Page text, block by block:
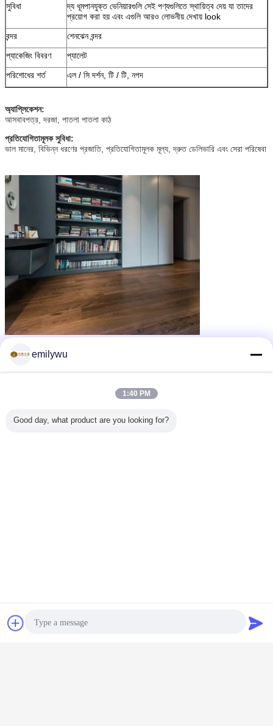
সুবিধা দ্য ধূমপানযুক্ত ভেনিয়ারগুলি সেই পণ্যগুলিতে স্থায়িত্ব দেয় যা তাদের
প্রয়োগ করা হয় এবং এগুলি আরও লোভনীয় দেখায় look
বন্দর
শেনঝেন বন্দর
প্যাকেজিং বিবরণ
প্যালেট
পরিশোধের শর্ত
এল / সি দর্শন, টি / টি, নগদ
অ্যাপ্লিকেশন:
আসবাবপত্র, দরজা, পাতলা পাতলা কাঠ
প্রতিযোগিতামূলক সুবিধা:
ভাল মানের, বিভিন্ন ধরণের প্রজাতি, প্রতিযোগিতামূলক মূল্য, দ্রুত ডেলিভারি এবং সেরা পরিষেবা
চ্যাট
emilywu
1:40 PM
Good day, what product are you looking for?